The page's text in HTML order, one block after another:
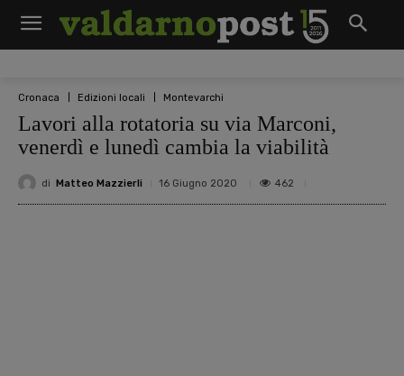
Cronaca Edizioni locali Montevarchi
Lavori alla rotatoria su via Marconi,
venerdì e lunedì cambia la viabilità
di Matteo Mazzierli 16 Giugno 2020 462